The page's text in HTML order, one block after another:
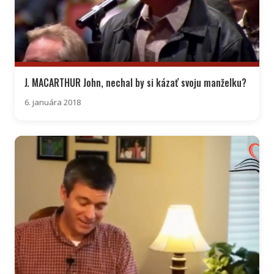
J. MACARTHUR John, nechal by si kázať svoju manželku?
6. januára 2018